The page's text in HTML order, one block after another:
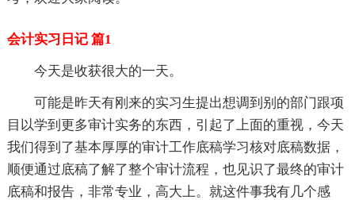
会计实习日记 篇1
今天是收获很大的一天。
可能是昨天有刚来的实习生提出想调到别的部门跟项
目以学到更多审计实务的东西，引起了上面的重视，今天
我们得到了基本厚厚的审计工作底稿学习核对底稿数据，
顺便通过底稿了解了整个审计流程，也见识了最终的审计
底稿和报告，非常专业，高大上。就这件事我有几个感